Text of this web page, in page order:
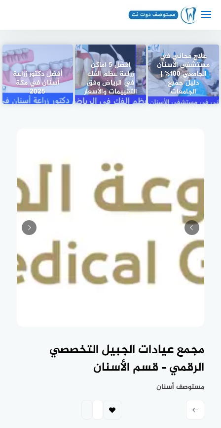
علاج مجاني في
مستشفى الأسنان
الجامعي 100% |
دليل جميع
الجامعات
افضل 5 اماكن
زراعة عظم الفك
في الرياض وفق
التقييمات والأسعار
أفضل دكتور زراعة
أسنان في مكة
2025
مجمع عيادات الجبيل التخصصي
الرقمي – قسم الأسنان
مستوصف أسنان